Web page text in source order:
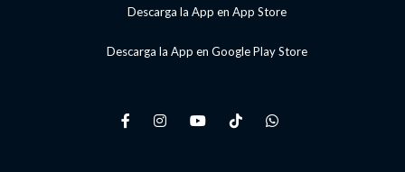
Descarga la App en App Store
Descarga la App en Google Play Store